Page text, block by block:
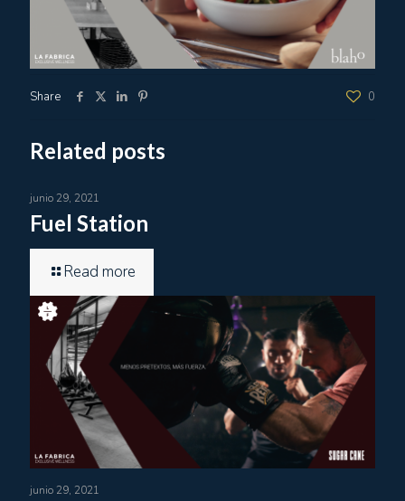
Share 0
Related posts
junio 29, 2021
Fuel Station
Read more
junio 29, 2021